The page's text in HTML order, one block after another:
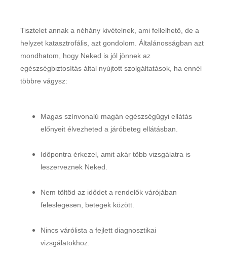
Tisztelet annak a néhány kivételnek, ami fellelhető, de a
helyzet katasztrofális, azt gondolom. Általánosságban azt
mondhatom, hogy Neked is jól jönnek az
egészségbiztosítás által nyújtott szolgáltatások, ha ennél
többre vágysz:
Magas színvonalú magán egészségügyi ellátás
előnyeit élvezheted a járóbeteg ellátásban.
Időpontra érkezel, amit akár több vizsgálatra is
leszerveznek Neked.
Nem töltöd az idődet a rendelők várójában
feleslegesen, betegek között.
Nincs várólista a fejlett diagnosztikai
vizsgálatokhoz.